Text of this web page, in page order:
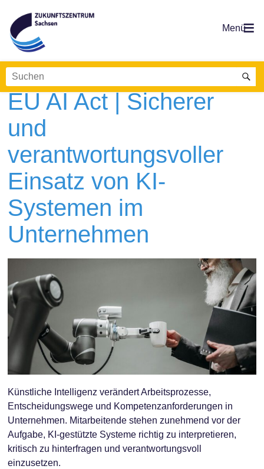
Inhalt
springen
Zukunftszentrum
Sachsen
Wegweisen.
Weiterbilden.
Wissen.
KI-Kompetenz nach §4
EU AI Act | Sicherer
und
verantwortungsvoller
Einsatz von KI-
Systemen im
Unternehmen
Künstliche Intelligenz verändert Arbeitsprozesse,
Entscheidungswege und Kompetenzanforderungen in
Unternehmen. Mitarbeitende stehen zunehmend vor der
Aufgabe, KI-gestützte Systeme richtig zu interpretieren,
kritisch zu hinterfragen und verantwortungsvoll
einzusetzen.